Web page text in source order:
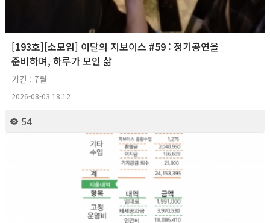
[193호][소모임] 이달의 지보이스 #59 : 정기공연을
준비하며, 하루가 모인 삶
기간 : 7월
2026-08-03 18:12
54